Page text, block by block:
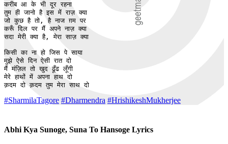
करीब आ के भी दूर रहना
तुम ही जानो है इस में राज़ क्या
जो कुछ है तो, है नाज ग़म पर
करूँ दिल पर मैं अपने नाज़ क्या
सदा मेरी क्या है, मेरा साज़ क्या
किसी का ना हो जिस पे साया
मुझे ऐसे दिन ऐसी रात दो
मैं मंज़िल तो खुद ढूँढ लूँगी
मेरे हाथों में अपना हाथ दो
क़दम दो क़दम तुम मेरा साथ दो
#SharmilaTagore #Dharmendra #HrishikeshMukherjee
Abhi Kya Sunoge, Suna To Hansoge Lyrics